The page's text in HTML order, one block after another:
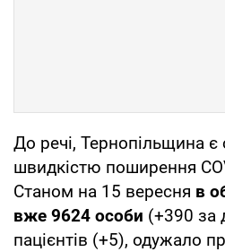
До речі, Тернопільщина є
швидкістю поширення
Станом на 15 вересня в
вже 9624 особи (+390 за
пацієнтів (+5), одужало